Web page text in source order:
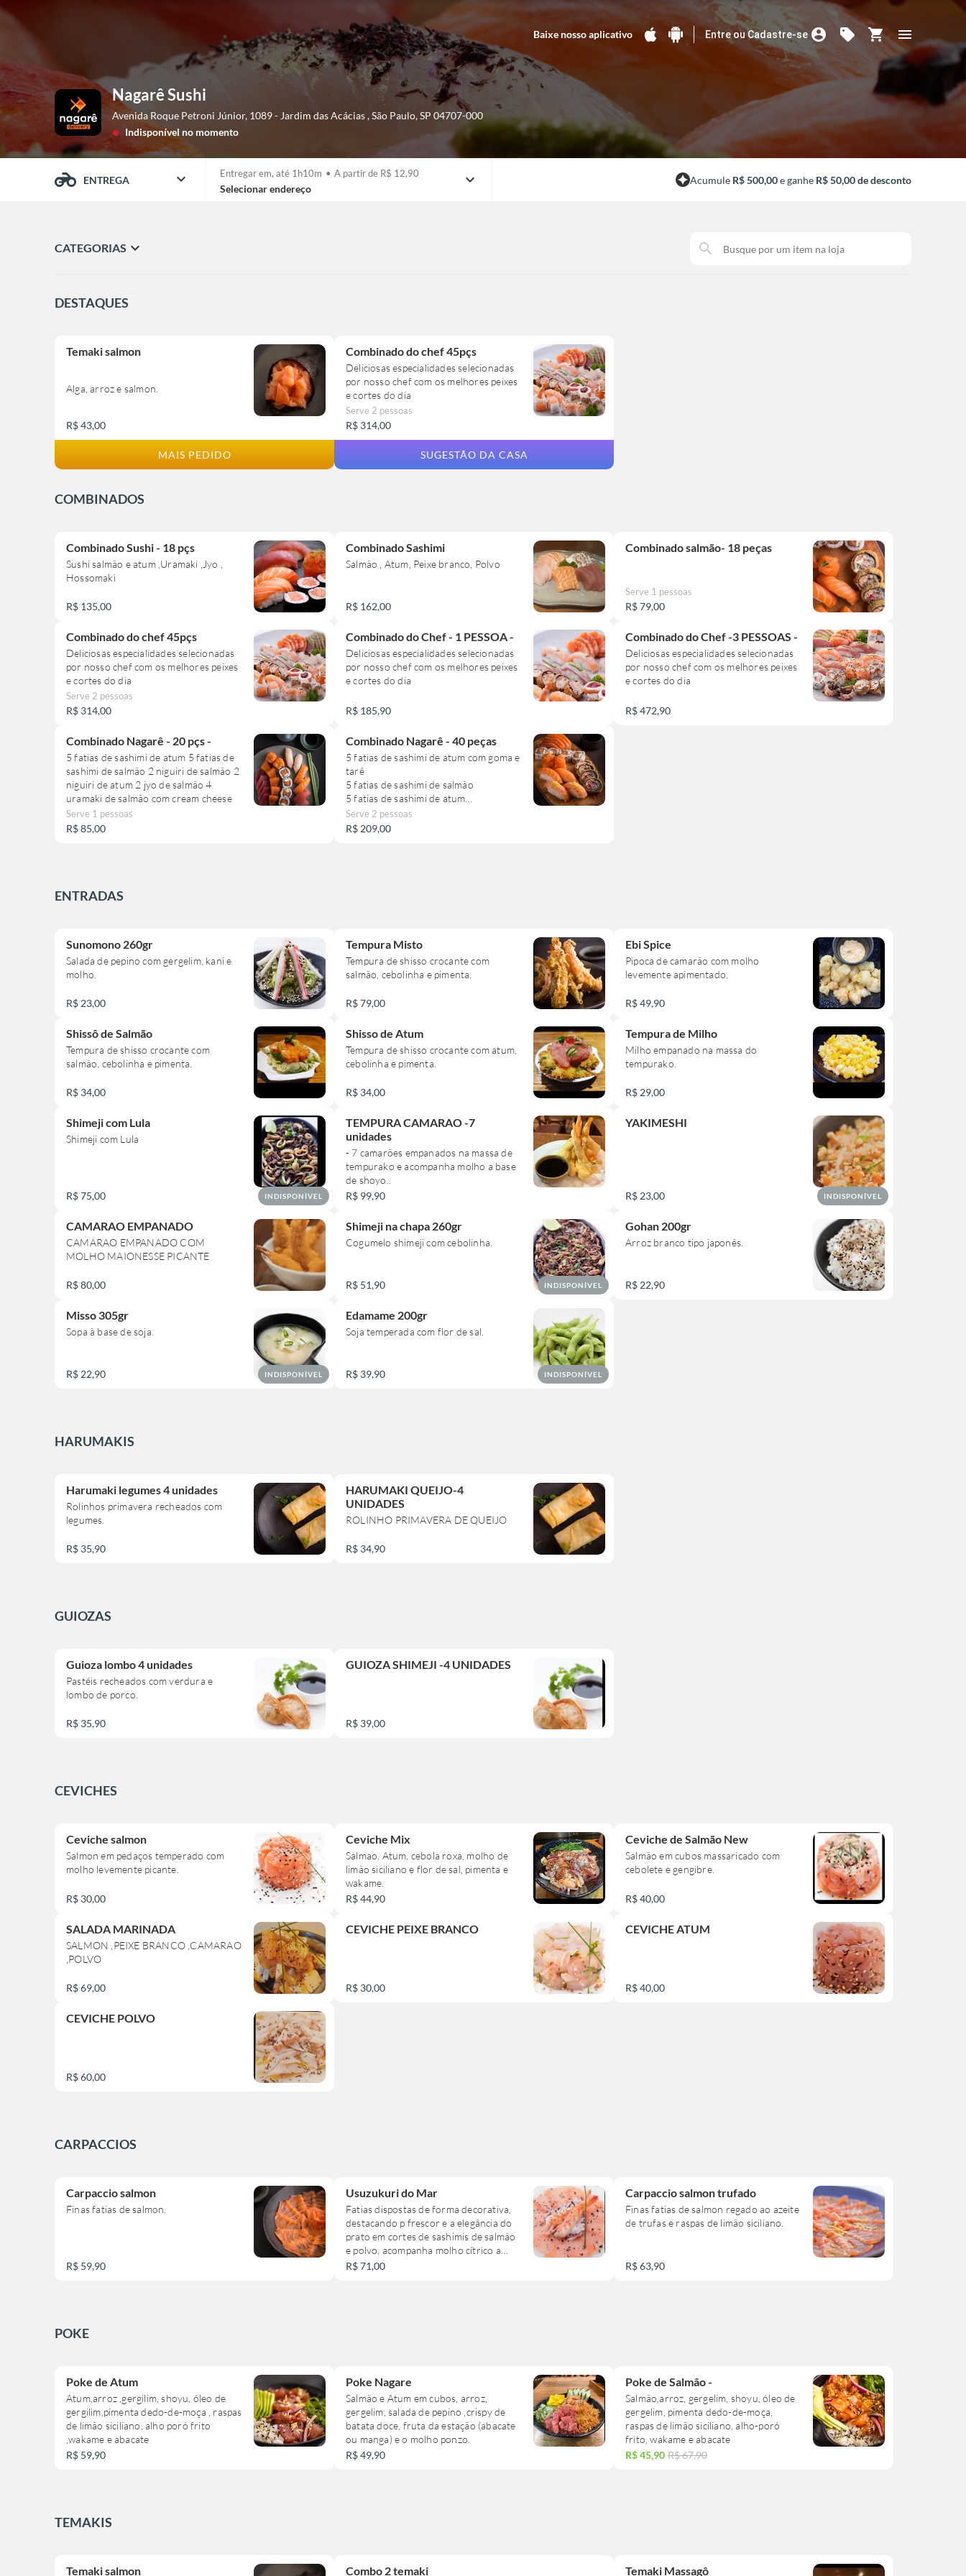
Baixe nosso aplicativo Entre ou Cadastre-se account_circle sell shopping_cart menu
Nagarê Sushi
Avenida Roque Petroni Júnior, 1089 - Jardim das Acácias,São Paulo,SP 04707-000
lens Indisponível no momento
ENTREGA expand_more Entregar em, até 1h10m • A partir de R$ 12,90
Selecionar endereço
expand_more Acumule R$ 500,00e ganhe R$ 50,00 de desconto
CATEGORIAS expand_more search
DESTAQUES
Temaki salmon
Alga, arroz e salmon.
R$ 43,00
MAIS PEDIDO
Combinado do chef 45pçs
Deliciosas especialidades selecionadas
por nosso chef com os melhores peixes
e cortes do dia
Serve 2 pessoas
R$ 314,00
SUGESTÃO DA CASA
COMBINADOS
Combinado Sushi - 18 pçs
Sushi salmão e atum ,Uramaki ,Jyo ,
Hossomaki
R$ 135,00
Combinado Sashimi
Salmão , Atum, Peixe branco, Polvo
R$ 162,00
Combinado salmão- 18 peças
Serve 1 pessoas
R$ 79,00
Combinado do chef 45pçs
Deliciosas especialidades selecionadas
por nosso chef com os melhores peixes
e cortes do dia
Serve 2 pessoas
R$ 314,00
Combinado do Chef - 1 PESSOA -
Deliciosas especialidades selecionadas
por nosso chef com os melhores peixes
e cortes do dia
R$ 185,90
Combinado do Chef -3 PESSOAS -
Deliciosas especialidades selecionadas
por nosso chef com os melhores peixes
e cortes do dia
R$ 472,90
Combinado Nagarê - 20 pçs -
5 fatias de sashimi de atum 5 fatias de
sashimi de salmão 2 niguiri de salmão 2
niguiri de atum 2 jyo de salmão 4
uramaki de salmão com cream cheese
Serve 1 pessoas
R$ 85,00
Combinado Nagarê - 40 peças
5 fatias de sashimi de atum com goma e
tarê
5 fatias de sashimi de salmão
5 fatias de sashimi de atum
2 niguiri de salmão
2 niguiri de atum
Serve 2 pessoas
R$ 209,00
ENTRADAS
Sunomono 260gr
Salada de pepino com gergelim, kani e
molho.
R$ 23,00
Tempura Misto
Tempura de shisso crocante com
salmão, cebolinha e pimenta.
R$ 79,00
Ebi Spice
Pipoca de camarão com molho
levemente apimentado.
R$ 49,90
Shissô de Salmão
Tempura de shisso crocante com
salmão, cebolinha e pimenta.
R$ 34,00
Shisso de Atum
Tempura de shisso crocante com atum,
cebolinha e pimenta.
R$ 34,00
Tempura de Milho
Milho empanado na massa do
tempurako.
R$ 29,00
Shimeji com Lula
Shimeji com Lula
R$ 75,00 INDISPONÍVEL
TEMPURA CAMARAO -7
unidades
- 7 camarões empanados na massa de
tempurako e acompanha molho a base
de shoyo..
R$ 99,90
YAKIMESHI
R$ 23,00 INDISPONÍVEL
CAMARAO EMPANADO
CAMARAO EMPANADO COM
MOLHO MAIONESSE PICANTE
R$ 80,00
Shimeji na chapa 260gr
Cogumelo shimeji com cebolinha.
R$ 51,90 INDISPONÍVEL
Gohan 200gr
Arroz branco tipo japonês.
R$ 22,90
Misso 305gr
Sopa à base de soja.
R$ 22,90 INDISPONÍVEL
Edamame 200gr
Soja temperada com flor de sal.
R$ 39,90 INDISPONÍVEL
HARUMAKIS
Harumaki legumes 4 unidades
Rolinhos primavera recheados com
legumes.
R$ 35,90
HARUMAKI QUEIJO-4
UNIDADES
ROLINHO PRIMAVERA DE QUEIJO
R$ 34,90
GUIOZAS
Guioza lombo 4 unidades
Pastéis recheados com verdura e
lombo de porco.
R$ 35,90
GUIOZA SHIMEJI -4 UNIDADES
R$ 39,00
CEVICHES
Ceviche salmon
Salmon em pedaços temperado com
molho levemente picante.
R$ 30,00
Ceviche Mix
Salmao, Atum, cebola roxa, molho de
limão siciliano e flor de sal, pimenta e
wakame.
R$ 44,90
Ceviche de Salmão New
Salmão em cubos massaricado com
cebolete e gengibre.
R$ 40,00
SALADA MARINADA
SALMON ,PEIXE BRANCO ,CAMARAO
,POLVO
R$ 69,00
CEVICHE PEIXE BRANCO
R$ 30,00
CEVICHE ATUM
R$ 40,00
CEVICHE POLVO
R$ 60,00
CARPACCIOS
Carpaccio salmon
Finas fatias de salmon.
R$ 59,90
Usuzukuri do Mar
Fatias dispostas de forma decorativa,
destacando p frescor e a elegância do
prato em cortes de sashimis de salmão
e polvo, acompanha molho cítrico a
base de limão siciliano.
R$ 71,00
Carpaccio salmon trufado
Finas fatias de salmon regado ao azeite
de trufas e raspas de limão siciliano.
R$ 63,90
POKE
Poke de Atum
Atum,arroz ,gergilim, shoyu, óleo de
gergilim,pimenta dedo-de-moça , raspas
de limão siciliano, alho poró frito
,wakame e abacate
R$ 59,90
Poke Nagare
Salmão e Atum em cubos, arroz,
gergelim, salada de pepino ,crispy de
batata doce, fruta da estação (abacate
ou manga) e o molho ponzo.
R$ 49,90
Poke de Salmâo -
Salmão,arroz, gergelim, shoyu, óleo de
gergelim, pimenta dedo-de-moça,
raspas de limão siciliano, alho-poró
frito, wakame e abacate
R$ 45,90 R$ 67,90
TEMAKIS
Temaki salmon Combo 2 temaki Temaki Massagô